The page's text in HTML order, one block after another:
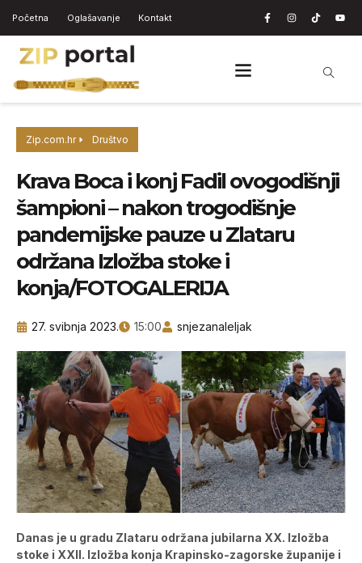
Početna Oglašavanje Kontakt
Zip.com.hr Društvo
Krava Boca i konj Fadil ovogodišnji
šampioni – nakon trogodišnje
pandemijske pauze u Zlataru
održana Izložba stoke i
konja/FOTOGALERIJA
27. svibnja 2023. 15:00 snjezanaleljak
Danas je u gradu Zlataru održana jubilarna XX. Izložba
stoke i XXII. Izložba konja Krapinsko-zagorske županije i